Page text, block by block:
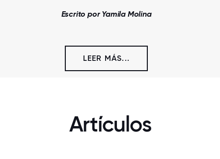
Escrito por Yamila Molina
LEER MÁS...
Artículos